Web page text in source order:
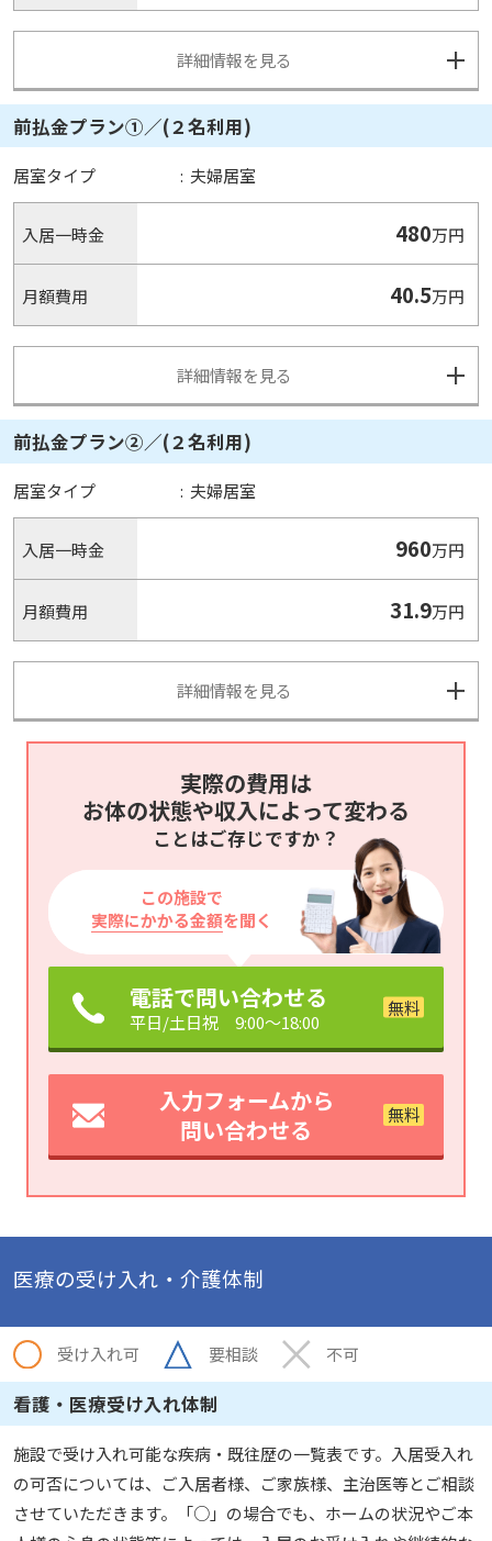
詳細情報を見る
前払金プラン①／(２名利用)
居室タイプ : 夫婦居室
入居一時金 480万円
月額費用 40.5万円
詳細情報を見る
前払金プラン②／(２名利用)
居室タイプ : 夫婦居室
入居一時金 960万円
月額費用 31.9万円
詳細情報を見る
実際の費用は
お体の状態や収入によって変わる
ことはご存じですか？
この施設で
実際にかかる金額を聞く
電話で問い合わせる
平日/土日祝 9:00～18:00
入力フォームから
問い合わせる
医療の受け入れ・介護体制
受け入れ可 要相談 不可
看護・医療受け入れ体制
施設で受け入れ可能な疾病・既往歴の一覧表です。入居受入れ
の可否については、ご入居者様、ご家族様、主治医等とご相談
させていただきます。「○」の場合でも、ホームの状況やご本